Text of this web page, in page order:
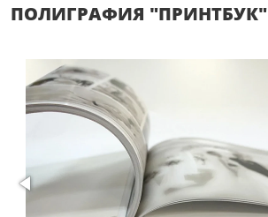
ПОЛИГРАФИЯ "ПРИНТБУК"